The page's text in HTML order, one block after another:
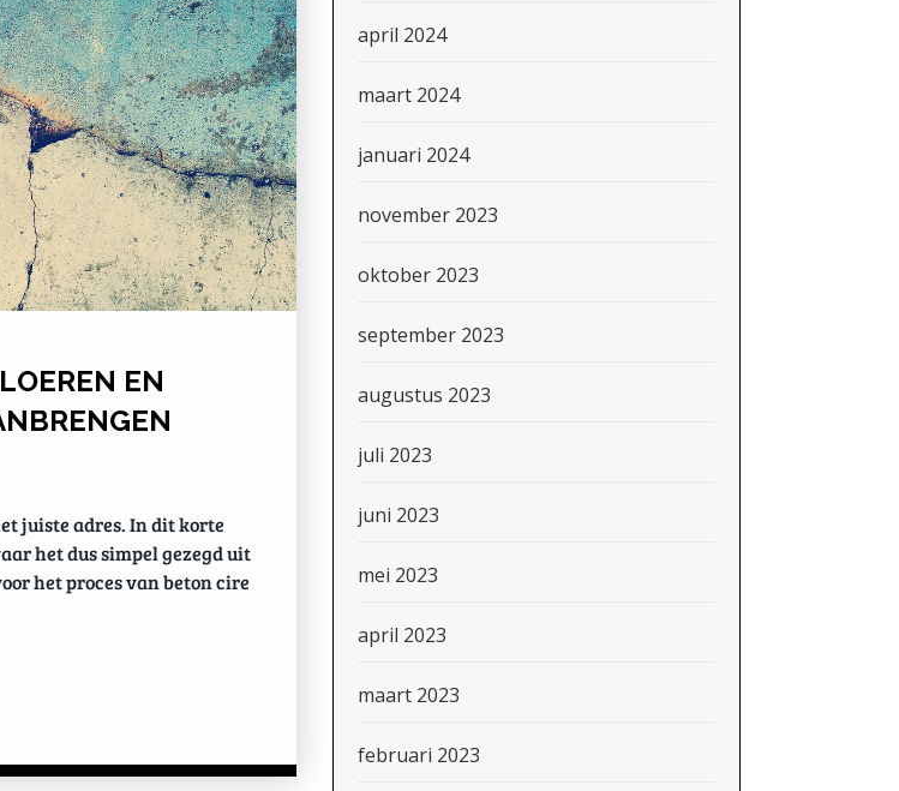
EN
juiste adres. In dit korte
het dus simpel gezegd uit
het proces van beton cire
april 2024
maart 2024
januari 2024
november 2023
oktober 2023
september 2023
augustus 2023
juli 2023
juni 2023
mei 2023
april 2023
maart 2023
februari 2023